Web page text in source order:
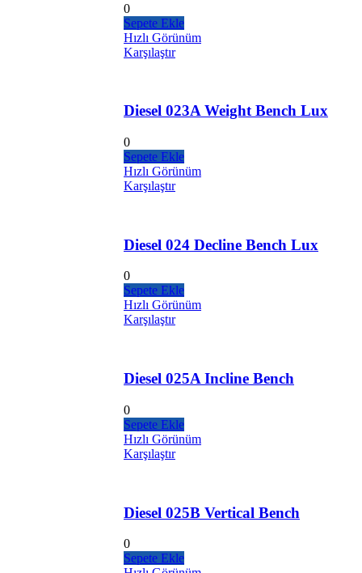
0
Sepete Ekle
Hızlı Görünüm
Karşılaştır
Diesel 023A Weight Bench Lux
0
Sepete Ekle
Hızlı Görünüm
Karşılaştır
Diesel 024 Decline Bench Lux
0
Sepete Ekle
Hızlı Görünüm
Karşılaştır
Diesel 025A Incline Bench
0
Sepete Ekle
Hızlı Görünüm
Karşılaştır
Diesel 025B Vertical Bench
0
Sepete Ekle